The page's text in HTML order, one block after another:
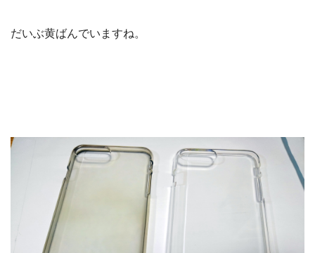
だいぶ黄ばんでいますね。